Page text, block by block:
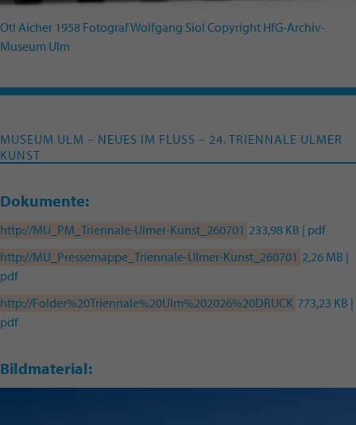
Otl Aicher 1958 Fotograf Wolfgang Siol Copyright HfG-Archiv-
Museum Ulm
MUSEUM ULM – NEUES IM FLUSS – 24. TRIENNALE ULMER
KUNST
Dokumente:
http://MU_PM_Triennale-Ulmer-Kunst_260701 233,98 KB | pdf
http://MU_Pressemappe_Triennale-Ulmer-Kunst_260701 2,26 MB |
pdf
http://Folder%20Triennale%20Ulm%202026%20DRUCK 773,23 KB |
pdf
Bildmaterial: